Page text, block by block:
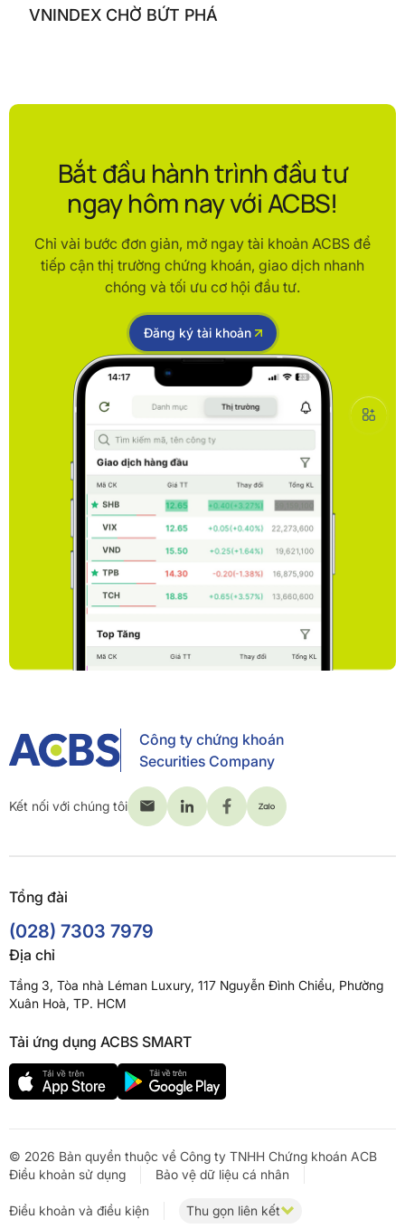
VNINDEX CHỜ BỨT PHÁ
Bắt đầu hành trình đầu tư
ngay hôm nay với ACBS!
Chỉ vài bước đơn giản, mở ngay tài khoản ACBS để
tiếp cận thị trường chứng khoán, giao dịch nhanh
chóng và tối ưu cơ hội đầu tư.
Đăng ký tài khoản
Công ty chứng khoán
Securities Company
Kết nối với chúng tôi
Tổng đài
(028) 7303 7979
Địa chỉ
Tầng 3, Tòa nhà Léman Luxury, 117 Nguyễn Đình Chiểu, Phường
Xuân Hoà, TP. HCM
Tải ứng dụng ACBS SMART
© 2026 Bản quyền thuộc về Công ty TNHH Chứng khoán ACB
Điều khoản sử dụng
Bảo vệ dữ liệu cá nhân
Điều khoản và điều kiện Thu gọn liên kết